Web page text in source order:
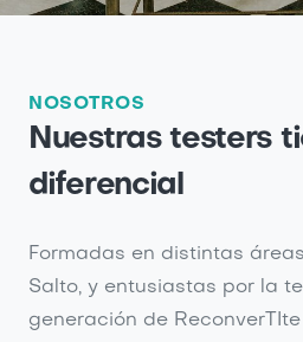
NOSOTROS
Nuestras testers
diferencial
Formadas en distintas
Salto, y entusiastas por la
generación de